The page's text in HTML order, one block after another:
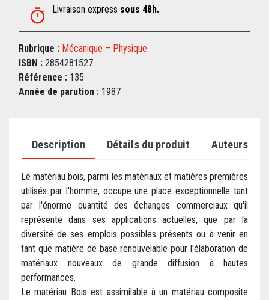
Livraison express sous 48h.
Rubrique : Mécanique – Physique
ISBN : 2854281527
Référence : 135
Année de parution : 1987
Description Détails du produit Auteurs
Le matériau bois, parmi les matériaux et matières premières
utilisés par l'homme, occupe une place exceptionnelle tant
par l'énorme quantité des échanges commerciaux qu'il
représente dans ses applications actuelles, que par la
diversité de ses emplois possibles présents ou à venir en
tant que matière de base renouvelable pour l'élaboration de
matériaux nouveaux de grande diffusion à hautes
performances.
Le matériau Bois est assimilable à un matériau composite